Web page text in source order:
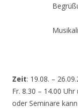
Zeit: 19.08. –
Fr. 8.30 – 14.00
oder Seminare